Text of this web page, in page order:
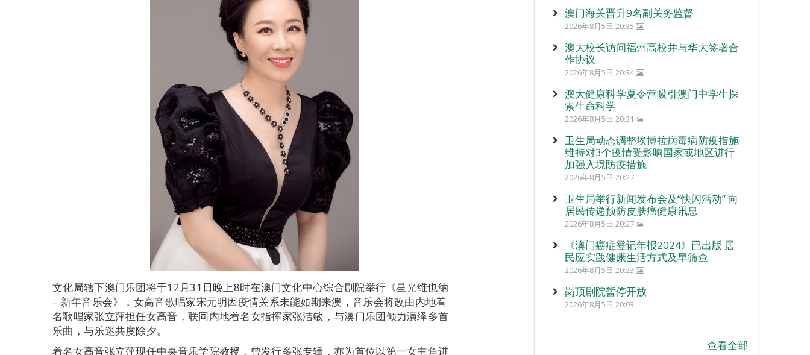
文化局辖下澳门乐团将于12月31日晚上8时在澳门文化中心综合剧院举行《星光维也纳
– 新年音乐会》，女高音歌唱家宋元明因疫情关系未能如期来澳，音乐会将改由内地着
名歌唱家张立萍担任女高音，联同内地着名女指挥家张洁敏，与澳门乐团倾力演绎多首
乐曲，与乐迷共度除夕。
着名女高音张立萍现任中央音乐学院教授，曾发行多张专辑，亦为首位以第一女主角进
澳门海关晋升9名副关务监督
2026年8月5日 20:35
澳大校长访问福州高校并与华大签署合
作协议
2026年8月5日 20:34
澳大健康科学夏令营吸引澳门中学生探
索生命科学
2026年8月5日 20:31
卫生局动态调整埃博拉病毒病防疫措施
维持对3个疫情受影响国家或地区进行
加强入境防疫措施
2026年8月5日 20:27
卫生局举行新闻发布会及“快闪活动” 向
居民传递预防皮肤癌健康讯息
2026年8月5日 20:27
《澳门癌症登记年报2024》已出版 居
民应实践健康生活方式及早筛查
2026年8月5日 20:23
岗顶剧院暂停开放
2026年8月5日 20:03
查看全部